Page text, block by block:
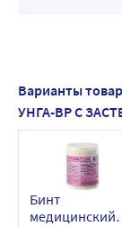
Варианты
УНГА-ВР С
Бинт
медицинский